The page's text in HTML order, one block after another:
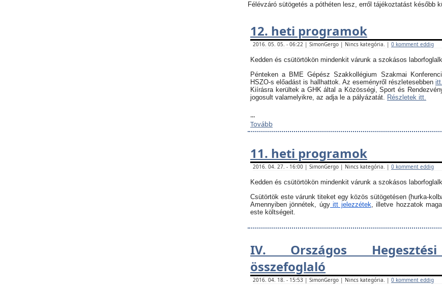
Félévzáró sütögetés a póthéten lesz, erről tájékoztatást később
12. heti programok
2016. 05. 05. - 06:22 | SimonGergo | Nincs kategória. | 0 komment eddig
Kedden és csütörtökön mindenkit várunk a szokásos
Pénteken a BME Gépész Szakkollégium Szakmai
HSZO-s előadást is hallhattok. Az eseményről részletesebben itt.
Kiírásra kerültek a GHK által a Közösségi, Sport és
jogosult valamelyikre, az adja le a pályázatát. Részletek itt.
...
Tovább
11. heti programok
2016. 04. 27. - 16:00 | SimonGergo | Nincs kategória. | 0 komment eddig
Kedden és csütörtökön mindenkit várunk a szokásos
Csütörtök este várunk titeket egy közös sütögetésen (hurka-
Amennyiben jönnétek, úgyitt jelezzétek, illetve hozzatok
este költségeit.
IV. Országos
összefoglaló
2016. 04. 18. - 15:53 | SimonGergo | Nincs kategória. | 0 komment eddig